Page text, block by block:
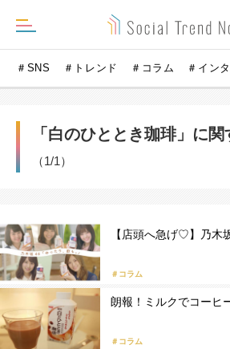
＃SNS ＃トレンド ＃コラム ＃イン
「白のひととき珈琲」に
（1/1）
【店頭へ急げ♡】乃木
＃コラム
朗報！ミルクでコーヒ
＃コラム